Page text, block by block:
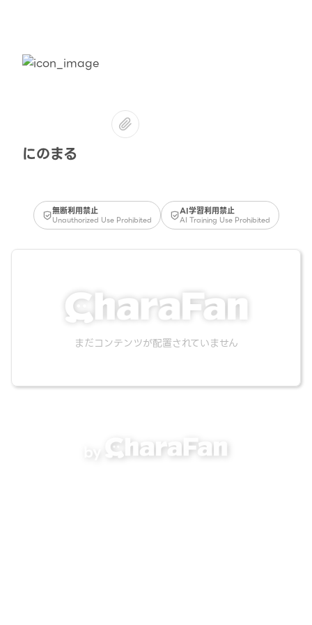
にのまる
無断利用禁止
Unauthorized Use Prohibited
AI学習利用禁止
AI Training Use Prohibited
まだコンテンツが配置されていません